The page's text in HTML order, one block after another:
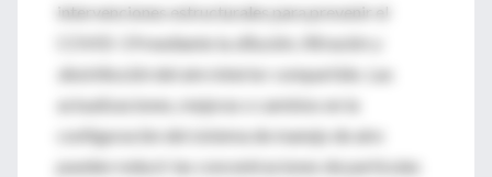
intervenciones estructurales para prevenir el
COVID-19 mediante ladilución, filtración y
desinfección del aire interior compartido. Las
actualizaciones, mejoras o cambios en la
configuración del sistema de manejo de aire
pueden reducir las concentraciones de partículas